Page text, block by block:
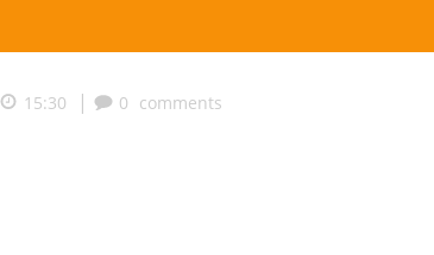
15:30 | 0 comments